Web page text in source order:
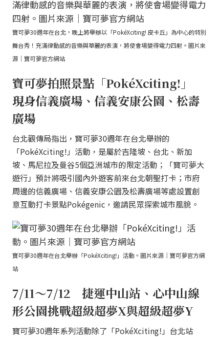
寶可夢30週年在台北，晚上將舉辦以「PokéXciting! 皮卡丘」為中心的特別
舞台秀！充滿律動感的音樂與華麗的表演，將使會場變得電力四射。圖片來
源｜寶可夢官方網站
寶可夢拍照景點「PokéXciting!」
現身信義廣場、信義安康公園、松壽
廣場
台北觀傳局指出，寶可夢30週年在台北舉辦的
「PokéXciting!」活動，是屬於吉隆坡、台北、新加
坡、馬尼拉及曼谷5個亞洲城市的限定活動；「寶可夢大
遊行」預計將吸引國內外遊客前來台北朝聖打卡；市府
周邊的信義廣場、信義安康公園及松壽廣場等處設置創
意互動打卡景點Pokégenic，邀請民眾探索城市風貌。
寶可夢30週年在台北舉辦「PokéXciting!」活動。圖片來源｜寶可夢官方網
站
7/11～7/12 捷運中山站、心中山線
形公園挑戰超級超夢X與超級超夢Y
寶可夢30週年系列活動除了「PokéXciting!」台北站